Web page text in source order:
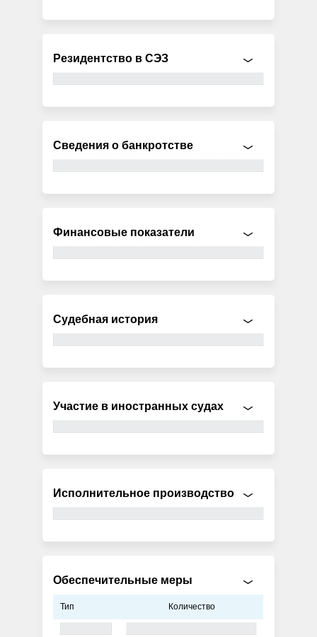
Резидентство в СЭЗ
Сведения о банкротстве
Финансовые показатели
Судебная история
Участие в иностранных судах
Исполнительное производство
Обеспечительные меры
Тип Количество